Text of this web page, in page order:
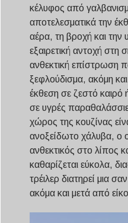
κέλυφος από
αποτελεσματικά την
αέρα, τη βροχή και
εξαιρετική αντοχή στη
ανθεκτική επίστρωση
ξεφλούδισμα, ακόμη
έκθεση σε ζεστό καιρό
σε υγρές
χώρος της κουζίνας
ανοξείδωτο χάλυβα, ο
ανθεκτικός στο λίπος
καθαρίζεται εύκολα,
τρέιλερ διατηρεί μια
ακόμα και μετά από